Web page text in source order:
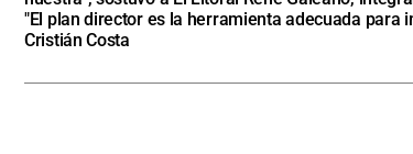
"El plan director es la herramienta adecuada para
Cristián Costa